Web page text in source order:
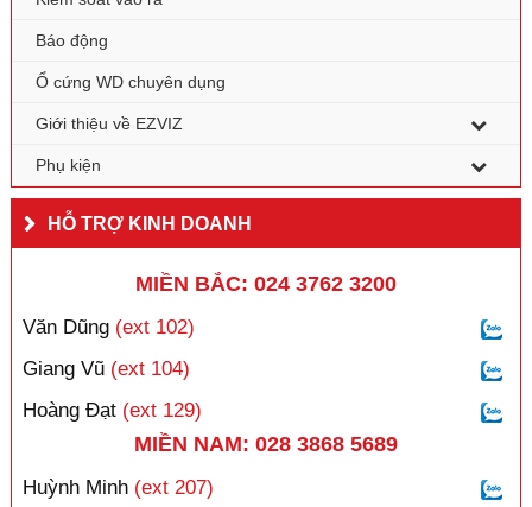
Báo động
Ổ cứng WD chuyên dụng
Giới thiệu về EZVIZ
Phụ kiện
HỖ TRỢ KINH DOANH
MIỀN BẮC: 024 3762 3200
Văn Dũng (ext 102)
Giang Vũ (ext 104)
Hoàng Đạt (ext 129)
MIỀN NAM: 028 3868 5689
Huỳnh Minh (ext 207)